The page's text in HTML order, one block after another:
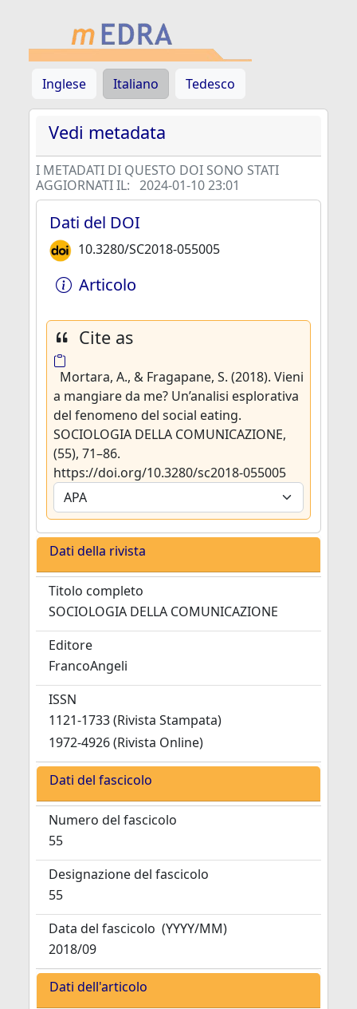
Inglese Italiano Tedesco
Vedi metadata
I METADATI DI QUESTO DOI SONO STATI
AGGIORNATI IL: 2024-01-10 23:01
Dati del DOI
10.3280/SC2018-055005
Articolo
Cite as
Mortara, A., & Fragapane, S. (2018). Vieni
a mangiare da me? Un’analisi esplorativa
del fenomeno del social eating.
SOCIOLOGIA DELLA COMUNICAZIONE,
(55), 71–86.
https://doi.org/10.3280/sc2018-055005
Dati della rivista
Titolo completo
SOCIOLOGIA DELLA COMUNICAZIONE
Editore
FrancoAngeli
ISSN
1121-1733 (Rivista Stampata)
1972-4926 (Rivista Online)
Dati del fascicolo
Numero del fascicolo
55
Designazione del fascicolo
55
Data del fascicolo (YYYY/MM)
2018/09
Dati dell'articolo